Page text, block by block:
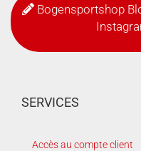
Bogensportshop
SERVICES
Accès au compte client